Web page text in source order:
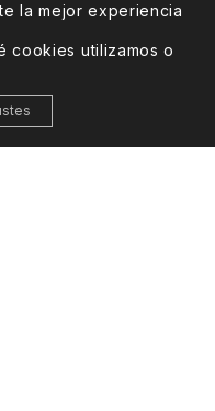
la mejor experiencia
cookies utilizamos o